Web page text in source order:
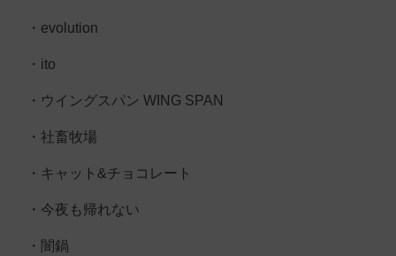
・evolution
・ito
・ウイングスパン WING SPAN
・社畜牧場
・キャット&チョコレート
・今夜も帰れない
・闇鍋